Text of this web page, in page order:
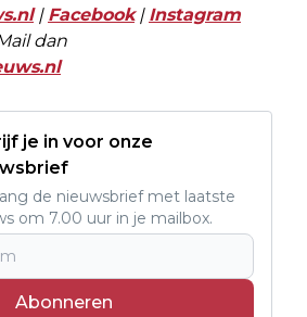
| Facebook| Instagram
dan
je in voor onze
de nieuwsbrief met laatste
om 7.00 uur in je mailbox.
Abonneren